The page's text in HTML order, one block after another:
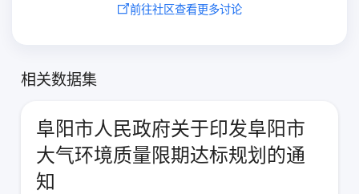
前往社区查看更多讨论
相关数据集
阜阳市人民政府关于印发阜阳市
大气环境质量限期达标规划的通
知